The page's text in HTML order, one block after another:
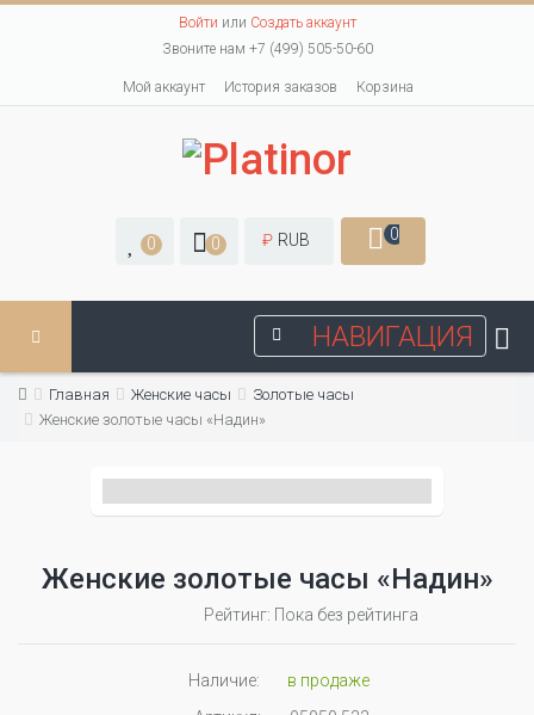
Войти или Создать аккаунт
Звоните нам +7 (499) 505-50-60
Мой аккаунт История заказов Корзина
0 0 ₽ RUB 0
НАВИГАЦИЯ
Главная Женские часы
Золотые часы
Женские золотые часы «Надин»
Женские золотые часы «Надин»
Рейтинг: Пока без рейтинга
Наличие:
в продаже